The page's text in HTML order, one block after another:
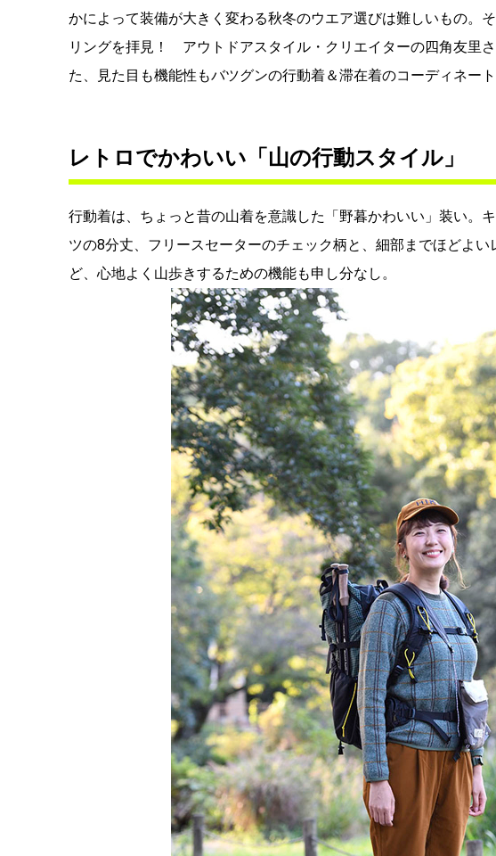
かによって装備が大きく変わる秋冬のウエア選びは難しいもの。
リングを拝見！ アウトドアスタイル・クリエイターの四角友里
た、見た目も機能性もバツグンの行動着＆滞在着のコーディネート
レトロでかわいい「山の行動スタイル」
行動着は、ちょっと昔の山着を意識した「野暮かわいい」装い。
ツの8分丈、フリースセーターのチェック柄と、細部までほどよ
ど、心地よく山歩きするための機能も申し分なし。